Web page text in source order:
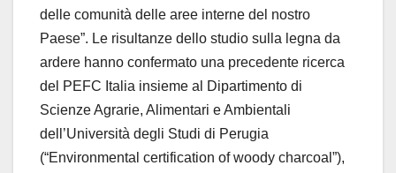
delle comunità delle aree interne del nostro
Paese”. Le risultanze dello studio sulla legna da
ardere hanno confermato una precedente ricerca
del PEFC Italia insieme al Dipartimento di
Scienze Agrarie, Alimentari e Ambientali
dell’Università degli Studi di Perugia
(“Environmental certification of woody charcoal”),